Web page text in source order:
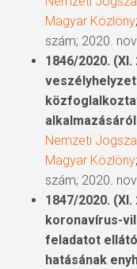
Magyar Közlöny
szám; 2020.
1846/2020.
alkalmazásáról
Nemzeti
Magyar Közlöny
szám; 2020.
1847/2020.
koronavírus-
feladatot
hatásának